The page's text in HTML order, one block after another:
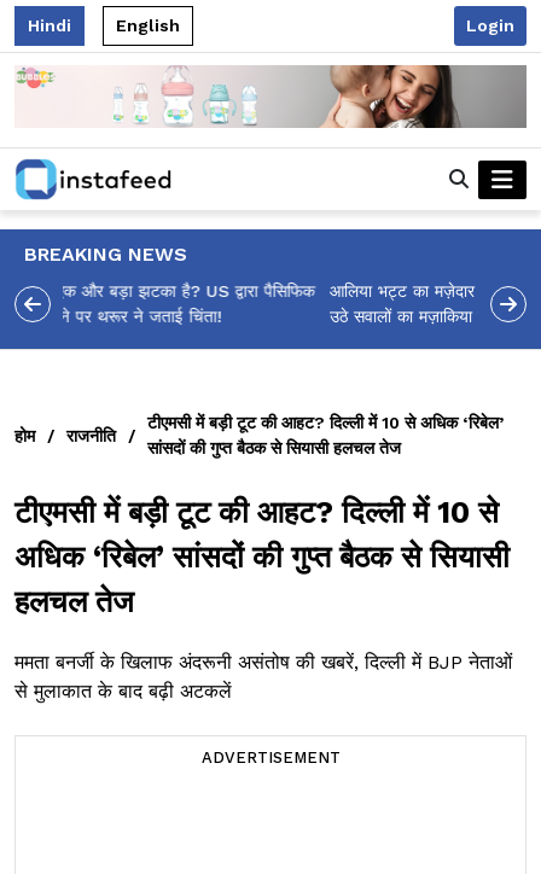
Hindi English Login
BREAKING NEWS
आलिया भट्ट का मज़ेदार 'शर्वरी कहाँ है?' पोस्ट, 'अल्फा' टीज़र पर
उठे सवालों का मज़ाकिया जवाब!
होम / राजनीति /
टीएमसी में बड़ी टूट की आहट? दिल्ली में 10 से अधिक ‘रिबेल’
सांसदों की गुप्त बैठक से सियासी हलचल तेज
टीएमसी में बड़ी टूट की आहट? दिल्ली में 10 से
अधिक ‘रिबेल’ सांसदों की गुप्त बैठक से सियासी
हलचल तेज
ममता बनर्जी के खिलाफ अंदरूनी असंतोष की खबरें, दिल्ली में BJP नेताओं
से मुलाकात के बाद बढ़ी अटकलें
ADVERTISEMENT